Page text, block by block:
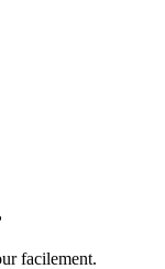
facilement.